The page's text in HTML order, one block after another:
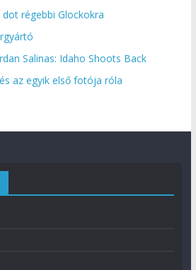
régebbi Glockokra
Salinas: Idaho Shoots Back
az egyik első fotója róla